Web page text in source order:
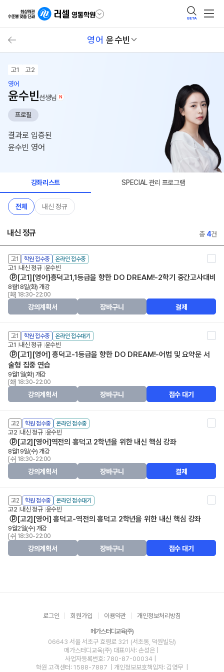
BETA
영어 윤수빈
고1
고2
영어
윤수빈선생님 N
프로필
결과로 입증된
윤수빈 영어
강좌리스트 SPECIAL 관리 프로그램
전체 내신 정규
내신 정규 총 4건
고1 학원 접수중 온라인 접수중
고1 내신 정규 윤수빈
ⓟ[고1][영어]흥덕고1,1등급을 향한 DO DREAM!-2학기 중간고사대비
8월18일(화) 개강
[화] 18:30-22:00
강의계획서 장바구니 결제
고1 학원 접수중 온라인 접수대기
고1 내신 정규 윤수빈
ⓟ[고1][영어] 흥덕고-1등급을 향한 DO DREAM!-어법 및 요약문 서
술형 집중 연습
9월1일(화) 개강
[화] 18:30-22:00
강의계획서 장바구니 접수 대기
고2 학원 접수중 온라인 접수중
고2 내신 정규 윤수빈
ⓟ[고2][영어]역전의 흥덕고 2학년을 위한 내신 핵심 강좌
8월19일(수) 개강
[수] 18:30-22:00
강의계획서 장바구니 결제
고2 학원 접수중 온라인 접수대기
고2 내신 정규 윤수빈
ⓟ[고2][영어] 흥덕고-역전의 흥덕고 2학년을 위한 내신 핵심 강좌
9월2일(수) 개강
[수] 18:30-22:00
강의계획서 장바구니 접수 대기
로그인 회원가입 이용약관 개인정보처리방침
메가스터디교육(주)
06643 서울 서초구 효령로 321 (서초동, 덕원빌딩)
메가스터디교육(주) 대표이사: 손성은 |
사업자등록번호: 780-87-00034
학원 고객센터: 1588-7887
| 개인정보보호책임자: 김영무